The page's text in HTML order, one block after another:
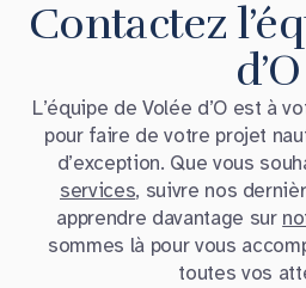
Contactez
d’O
L’équipe de Volée d’O est à
pour faire de votre projet
d’exception. Que vous
services, suivre nos
apprendre davantage sur
sommes là pour vous
toutes vos